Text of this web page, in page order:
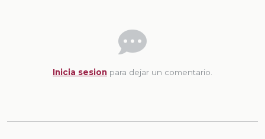
Inicia sesion para dejar un comentario.